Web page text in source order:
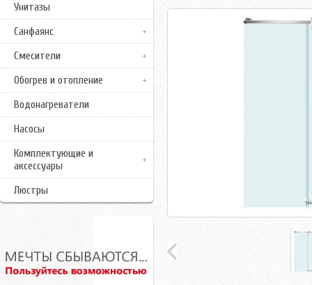
Унитазы
Санфаянс
Смесители
Обогрев и отопление
Водонагреватели
Насосы
Комплектующие и
аксессуары
Люстры